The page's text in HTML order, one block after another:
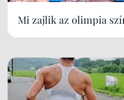
Mi zajlik az olimpia